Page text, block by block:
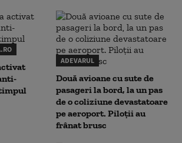
ADEVARUL
Două avioane cu sute de
pasageri la bord, la un pas
de o coliziune devastatoare
pe aeroport. Piloții au
frânat brusc